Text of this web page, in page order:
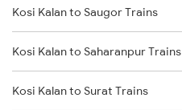
Kosi Kalan to Saugor Trains
Kosi Kalan to Saharanpur Trains
Kosi Kalan to Surat Trains